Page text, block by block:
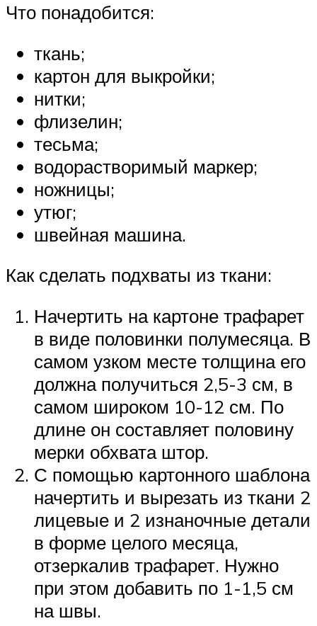
Что понадобится:
ткань;
картон для выкройки;
нитки;
флизелин;
тесьма;
водорастворимый маркер;
ножницы;
утюг;
швейная машина.
Как сделать подхваты из ткани:
Начертить на картоне трафарет
в виде половинки полумесяца. В
самом узком месте толщина его
должна получиться 2,5-3 см, в
самом широком 10-12 см. По
длине он составляет половину
мерки обхвата штор.
С помощью картонного шаблона
начертить и вырезать из ткани 2
лицевые и 2 изнаночные детали
в форме целого месяца,
отзеркалив трафарет. Нужно
при этом добавить по 1-1,5 см
на швы.